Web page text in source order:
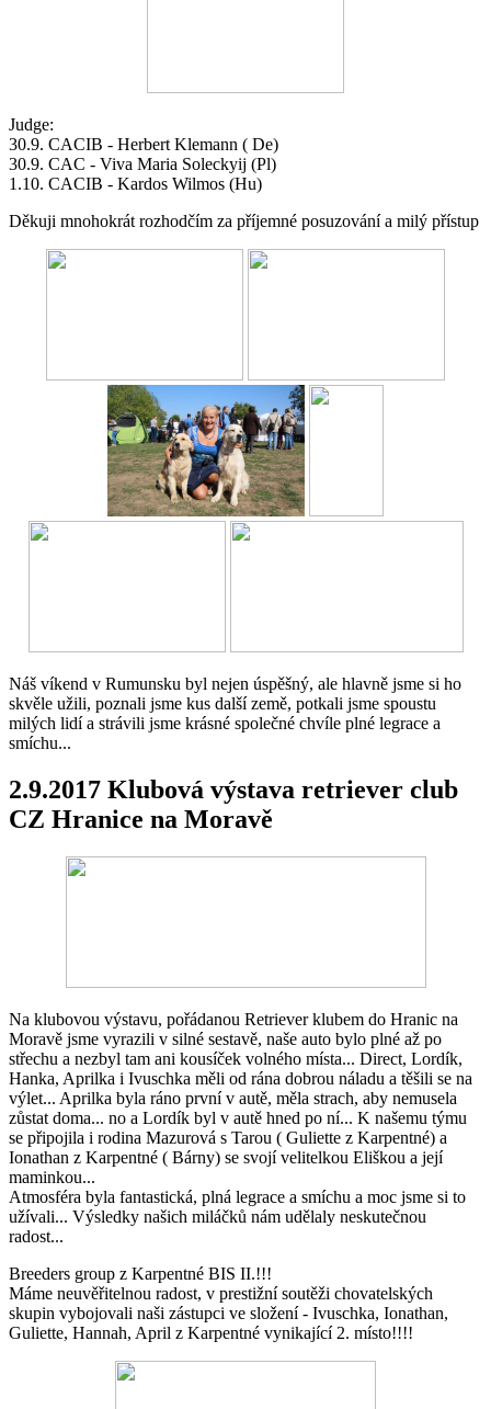
Judge:
30.9. CACIB - Herbert Klemann ( De)
30.9. CAC - Viva Maria Soleckyij (Pl)
1.10. CACIB - Kardos Wilmos (Hu)
Děkuji mnohokrát rozhodčím za příjemné posuzování a milý přístup
Náš víkend v Rumunsku byl nejen úspěšný, ale hlavně jsme si ho
skvěle užili, poznali jsme kus další země, potkali jsme spoustu
milých lidí a strávili jsme krásné společné chvíle plné legrace a
smíchu...
2.9.2017 Klubová výstava retriever club
CZ Hranice na Moravě
Na klubovou výstavu, pořádanou Retriever klubem do Hranic na
Moravě jsme vyrazili v silné sestavě, naše auto bylo plné až po
střechu a nezbyl tam ani kousíček volného místa... Direct, Lordík,
Hanka, Aprilka i Ivuschka měli od rána dobrou náladu a těšili se na
výlet... Aprilka byla ráno první v autě, měla strach, aby nemusela
zůstat doma... no a Lordík byl v autě hned po ní... K našemu týmu
se připojila i rodina Mazurová s Tarou ( Guliette z Karpentné) a
Ionathan z Karpentné ( Bárny) se svojí velitelkou Eliškou a její
maminkou...
Atmosféra byla fantastická, plná legrace a smíchu a moc jsme si to
užívali... Výsledky našich miláčků nám udělaly neskutečnou
radost...
Breeders group z Karpentné BIS II.!!!
Máme neuvěřitelnou radost, v prestižní soutěži chovatelských
skupin vybojovali naši zástupci ve složení - Ivuschka, Ionathan,
Guliette, Hannah, April z Karpentné vynikající 2. místo!!!!